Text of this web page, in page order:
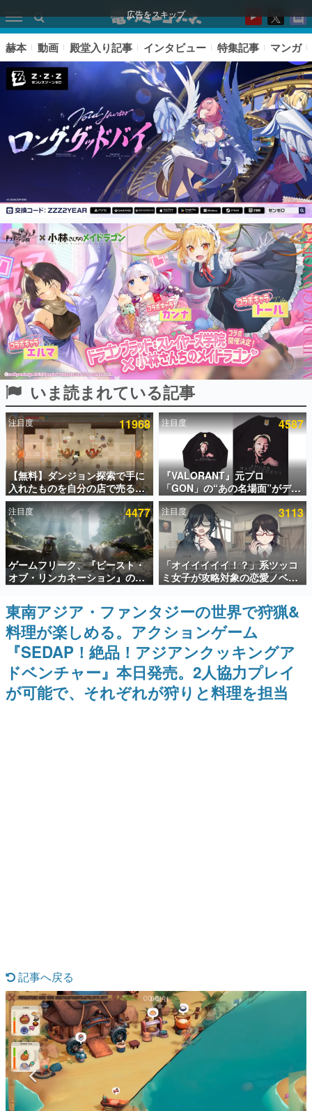
広告をスキップ
ピックアップ
電ファミのいま読まれている記事ランキング
アプリセール情報
インタビュー
連載・特集一覧
殿堂入り記事
SNS拡散数が数千以上！ ページビュー数万以上！ などな
ど。多くの人々に読まれた、電ファミ渾身の“殿堂入り”記
事をまとめました。
ゲームの企画書
名作ゲームクリエイターの方々に製作時のエピソードをお
聞きし、ヒットする企画（ゲーム）とは何か？を探ってい
きます。
赫本
この物語を解いてはいけない。『赫本』は、〈試験問題〉
の形をした短編ホラー小説集です。
新世代に訊く
これからのデジタルゲーム市場を担う若きクリエイター達
の姿を追い、彼らのルーツと情熱を探っていきます。
ゲーム世代の作家たち
ゲームに多大な影響を受けた作家さんに取材し、ゲームが
日本のコンテンツ産業やカルチャーに与えた影響を探る企
画です。
日本モバイルゲーム産業史
日本のモバイルゲーム史における主要なトピック・タイト
ルを網羅するほか、開発者へのインタビューや識者による
解説を掲載。約20年の歴史が一望できる決定版！
女性向け
アプリレビュー
その他
電ファミニコゲーマーとは？
運営：株式会社マレ
赫本 動画 殿堂入り記事 インタビュー 特集記事 マンガ
いま読まれている記事
注目度 11968
【無料】ダンジョン探索で手に
入れたものを自分の店で売るゲ
ーム『Moonlighter』がSteam
にて無料配布中！続編
『Moonlighter 2』の9月2日正
式リリースを記念したキャンペ
ーン
注目度 4587
『VALORANT』元プロ
「GON」の“あの名場面”がデザ
インされた新作グッズが本日8月
5日より期間限定で発売。Tシャ
ツやコインケース、アクキーな
どが全品受注生産で登場、過去
に発売したグッズの再販も
注目度 4477
ゲームフリーク、『ビースト・
オブ・リンカネーション』の継
続的なアプデ方針を表明。ユー
ザーからの意見を真摯に受け止
めて対応へ。修正パッチは約1週
間以内に配信される予定
注目度 3113
「オイイイイイ！？」系ツッコ
ミ女子が攻略対象の恋愛ノベル
ゲーム『美術部カノジョ』
Steamストアページが公開。
「お前らーそろそろ自重しろ
ー？＾＾」暗黒微笑の夢女子
や、萌え声不思議ちゃん女子と
青春を謳歌
東南アジア・ファンタジーの世界で狩猟&
料理が楽しめる。アクションゲーム
『SEDAP！絶品！アジアンクッキングア
ドベンチャー』本日発売。2人協力プレイ
が可能で、それぞれが狩りと料理を担当
4 / 4